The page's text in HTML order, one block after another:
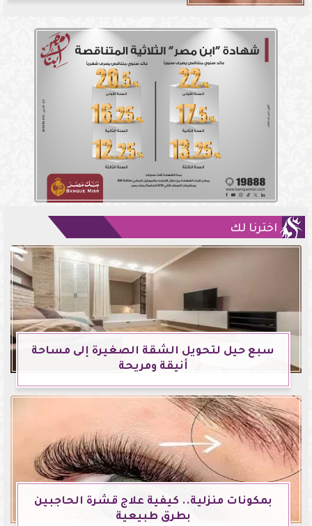
اخترنا لك
سبع حيل لتحويل الشقة الصغيرة إلى مساحة
أنيقة ومريحة
بمكونات منزلية.. كيفية علاج قشرة الحاجبين
بطرق طبيعية